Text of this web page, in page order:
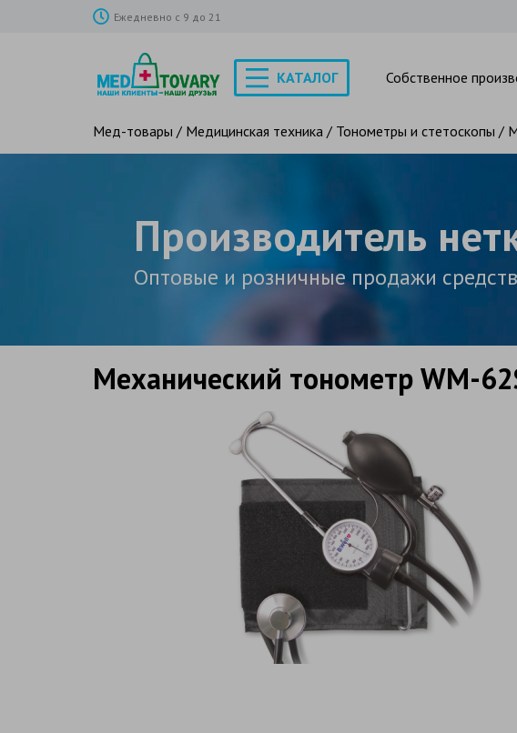
Ежедневно с 9 до 21
КАТАЛОГ Собственное
Мед-товары / Медицинская техника / Тонометры и стетоскопы /
Производитель
Оптовые и розничные продажи
Механический тонометр WM-